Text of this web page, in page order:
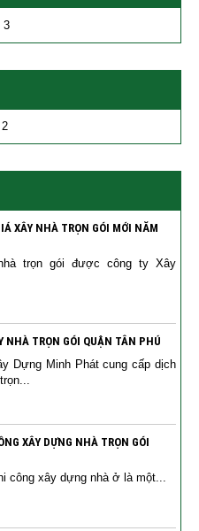
XÂY NHÀ TRỌN GÓI MỚI NĂM
trọn gói được công ty Xây
NHÀ TRỌN GÓI QUẬN TÂN PHÚ
Dựng Minh Phát cung cấp dịch
XÂY DỰNG NHÀ TRỌN GÓI
công xây dựng nhà ở là một...